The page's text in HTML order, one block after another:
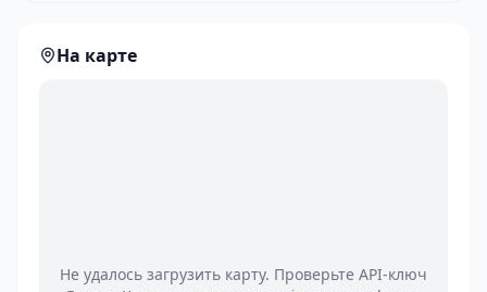
На карте
Не удалось загрузить карту. Проверьте API-ключ